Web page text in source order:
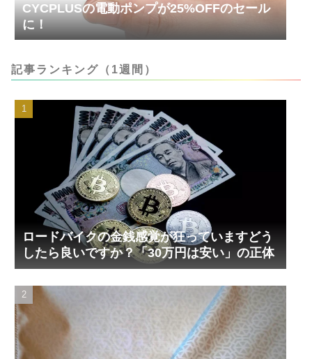
CYCPLUSの電動ポンプが25%OFFのセール
に！
記事ランキング（1週間）
ロードバイクの金銭感覚が狂っていますどう
したら良いですか？「30万円は安い」の正体